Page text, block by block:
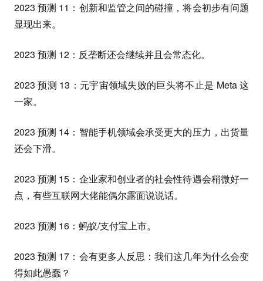
2023 预测 11：创新和监管之间的碰撞，将会初步有问题
显现出来。
2023 预测 12：反垄断还会继续并且会常态化。
2023 预测 13：元宇宙领域失败的巨头将不止是 Meta 这
一家。
2023 预测 14：智能手机领域会承受更大的压力，出货量
还会下滑。
2023 预测 15：企业家和创业者的社会性待遇会稍微好一
点，有些互联网大佬能偶尔露面说说话。
2023 预测 16：蚂蚁/支付宝上市。
2023 预测 17：会有更多人反思：我们这几年为什么会变
得如此愚蠢？